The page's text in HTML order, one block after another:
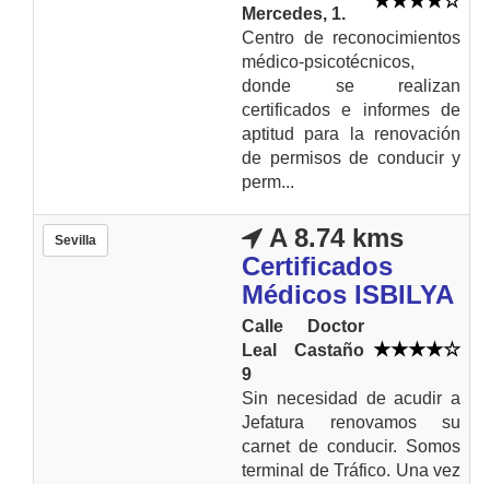
Mercedes, 1.
Centro de reconocimientos
médico-psicotécnicos,
donde se realizan
certificados e informes de
aptitud para la renovación
de permisos de conducir y
perm...
Sevilla
A 8.74 kms
Certificados
Médicos ISBILYA
Calle Doctor
Leal Castaño
9
Sin necesidad de acudir a
Jefatura renovamos su
carnet de conducir. Somos
terminal de Tráfico. Una vez